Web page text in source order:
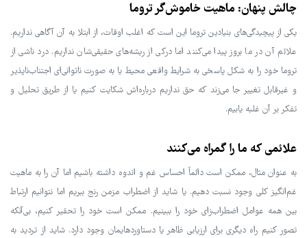
چالش پنهان: ماهیت خاموش‌گر تروما
یکی از پیچیدگی‌های بنیادین تروما این است که اغلب اوقات، از ابتلا به آن آگاهی نداریم.
علائم آن در ما بروز پیدا می‌کنند اما درکی از ریشه‌های حقیقی‌شان نداریم. درد ناشی از
تروما خود را به شکل پاسخی به شرایط واقعی محیط یا به صورت ناتوانی‌ای اجتناب‌ناپذیر
و غیرقابل تغییر جا می‌زند که حق نداریم درباره‌اش شکایت کنیم یا از طریق تحلیل و
تفکر بر آن غلبه یابیم.
علائمی که ما را گمراه می‌کنند
به عنوان مثال، ممکن است دائماً احساس غم و اندوه داشته باشیم اما آن را به ماهیت
غم‌انگیز کلی وجود نسبت دهیم. یا شاید از اضطراب مزمن رنج ببریم اما نتوانیم ارتباط
بین همه عوامل اضطراب‌زای خود را ببینیم. ممکن است خود را تحقیر کنیم، بی‌آنکه
تصور کنیم راه دیگری برای ارزیابی ظاهر یا دستاوردهایمان وجود دارد. شاید از تردید به